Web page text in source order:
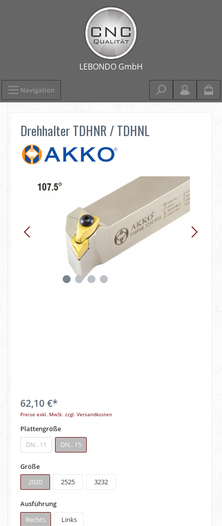
Navigation
Drehhalter TDHNR / TDHNL
62,10 €*
Preise exkl. MwSt. zzgl. Versandkosten
Plattengröße
DN.. 11
DN.. 15
Größe
2020
2525 3232
Ausführung
Rechts
Links